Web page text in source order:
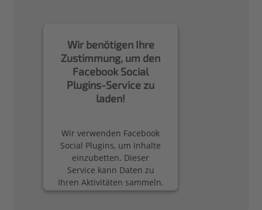
Wir benötigen Ihre
Zustimmung, um den
Facebook Social
Plugins-Service zu
laden!
Wir verwenden Facebook
Social Plugins, um Inhalte
einzubetten. Dieser
Service kann Daten zu
Ihren Aktivitäten sammeln.
Bitte lesen Sie die Details